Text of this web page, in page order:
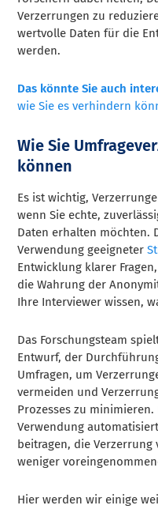
Verzerrungen zu
wertvolle Daten für die
werden.
Das könnte Sie auch
wie Sie es verhindern
Wie Sie
können
Es ist wichtig,
wenn Sie echte,
Daten erhalten möchten.
Verwendung geeigneter
Entwicklung klarer
die Wahrung der
Ihre Interviewer wissen,
Das Forschungsteam
Entwurf, der
Umfragen, um
vermeiden und
Prozesses zu
Verwendung
beitragen, die
weniger
Hier werden wir einige